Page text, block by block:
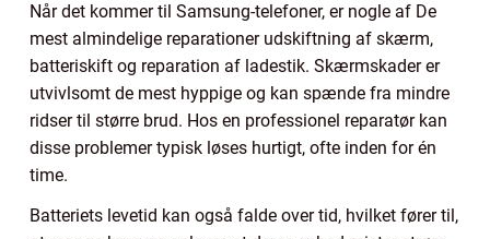
Når det kommer til Samsung-telefoner, er nogle af De
mest almindelige reparationer udskiftning af skærm,
batteriskift og reparation af ladestik. Skærmskader er
utvivlsomt de mest hyppige og kan spænde fra mindre
ridser til større brud. Hos en professionel reparatør kan
disse problemer typisk løses hurtigt, ofte inden for én
time.
Batteriets levetid kan også falde over tid, hvilket fører til,